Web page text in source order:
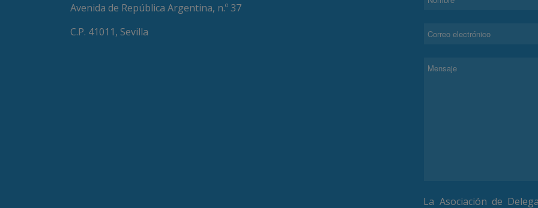
Avenida de República Argentina, n.º 37
C.P. 41011, Sevilla
La Asociación de